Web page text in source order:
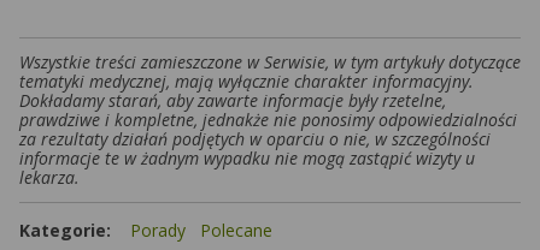
Wszystkie treści zamieszczone w Serwisie, w tym artykuły dotyczące
tematyki medycznej, mają wyłącznie charakter informacyjny.
Dokładamy starań, aby zawarte informacje były rzetelne,
prawdziwe i kompletne, jednakże nie ponosimy odpowiedzialności
za rezultaty działań podjętych w oparciu o nie, w szczególności
informacje te w żadnym wypadku nie mogą zastąpić wizyty u
lekarza.
Kategorie: Porady
Polecane